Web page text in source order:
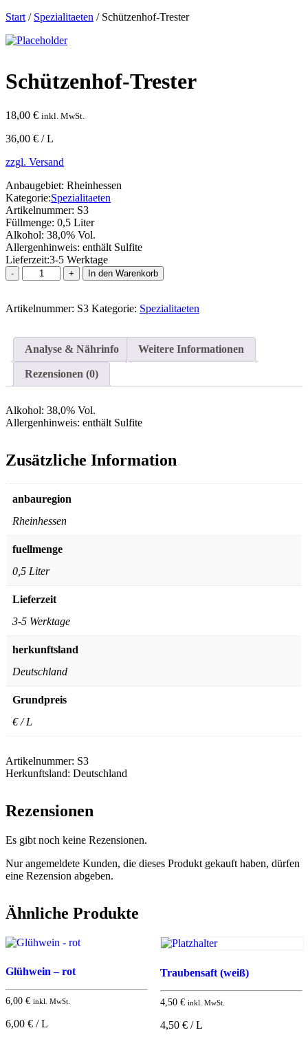
Start / Spezialitaeten / Schützenhof-Trester
Schützenhof-Trester
18,00 € inkl. MwSt.
36,00 € / L
zzgl. Versand
Anbaugebiet: Rheinhessen
Kategorie:Spezialitaeten
Artikelnummer: S3
Füllmenge: 0,5 Liter
Alkohol: 38,0% Vol.
Allergenhinweis: enthält Sulfite
Lieferzeit:3-5 Werktage
Schützenhof-
Trester
In den Warenkorb
Artikelnummer: S3 Kategorie: Spezialitaeten
Analyse & Nährinfo Weitere Informationen
Rezensionen (0)
Alkohol: 38,0% Vol.
Allergenhinweis: enthält Sulfite
Zusätzliche Information
anbauregion
Rheinhessen
fuellmenge
0,5 Liter
Lieferzeit
3-5 Werktage
herkunftsland
Deutschland
Grundpreis
€ / L
Artikelnummer: S3
Herkunftsland: Deutschland
Rezensionen
Es gibt noch keine Rezensionen.
Nur angemeldete Kunden, die dieses Produkt gekauft haben, dürfen
eine Rezension abgeben.
Ähnliche Produkte
Glühwein – rot
6,00 € inkl. MwSt.
6,00 € / L
Traubensaft (weiß)
4,50 € inkl. MwSt.
4,50 € / L